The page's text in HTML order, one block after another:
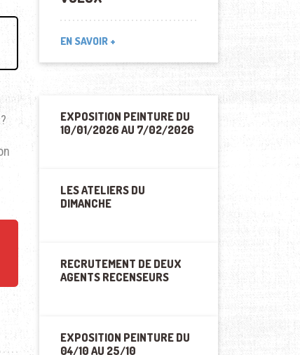
EN SAVOIR +
EXPOSITION PEINTURE DU
10/01/2026 AU 7/02/2026
LES ATELIERS DU
DIMANCHE
RECRUTEMENT DE DEUX
AGENTS RECENSEURS
EXPOSITION PEINTURE DU
04/10 AU 25/10